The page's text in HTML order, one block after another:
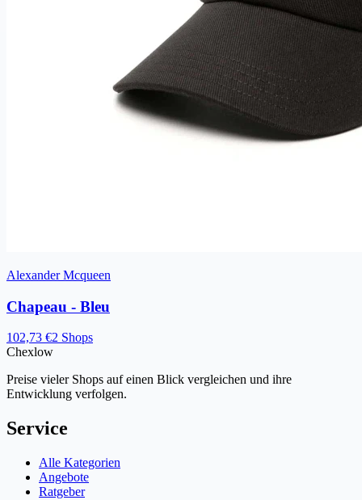
Alexander Mcqueen
Chapeau - Bleu
102,73 €2 Shops
Chexlow
Preise vieler Shops auf einen Blick vergleichen und ihre
Entwicklung verfolgen.
Service
Alle Kategorien
Angebote
Ratgeber